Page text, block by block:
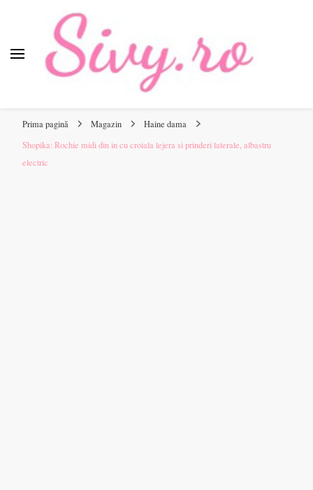
online pentru tine.
Prima pagină Magazin
Haine dama
Shopika: Rochie midi din in cu croiala lejera si prinderi laterale, albastru
electric